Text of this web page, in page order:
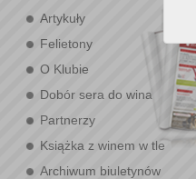
Artykuły
Felietony
O Klubie
Dobór sera do wina
Partnerzy
Książka z winem w tle
Archiwum biuletynów